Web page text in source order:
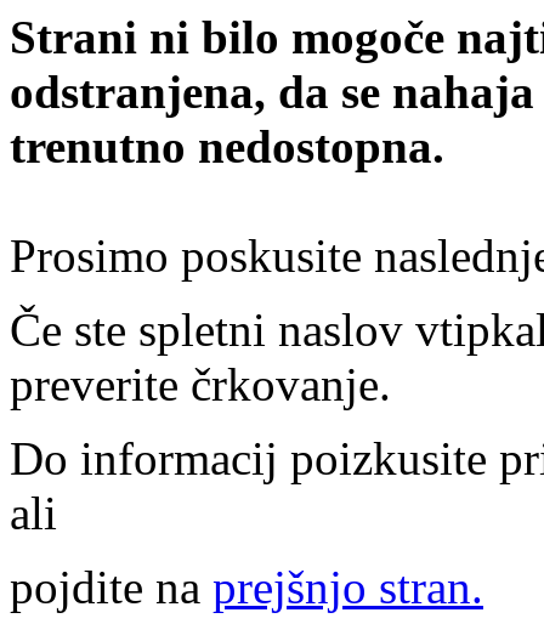
Strani ni bilo mogoče
odstranjena, da se
trenutno nedostopna.
Prosimo poskusite
Če ste spletni naslov
preverite črkovanje.
Do informacij poizkusite
ali
pojdite na prejšnjo stran.